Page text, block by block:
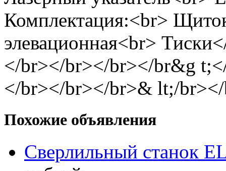
Комплектация:<br>
элевационная<br>
</br></br></br></br&g
</br></br></br>& lt;/
Похожие объявления
Сверлильный станок